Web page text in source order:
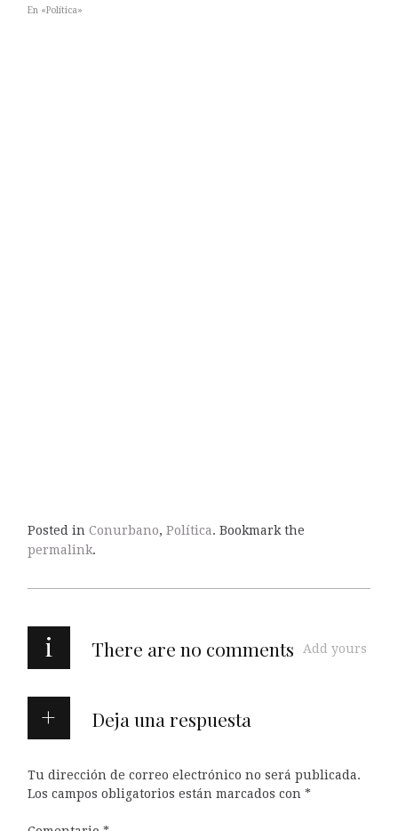
En «Política»
Posted in Conurbano, Política. Bookmark the
permalink.
i There are no comments Add yours
Deja una respuesta
Tu dirección de correo electrónico no será publicada.
Los campos obligatorios están marcados con *